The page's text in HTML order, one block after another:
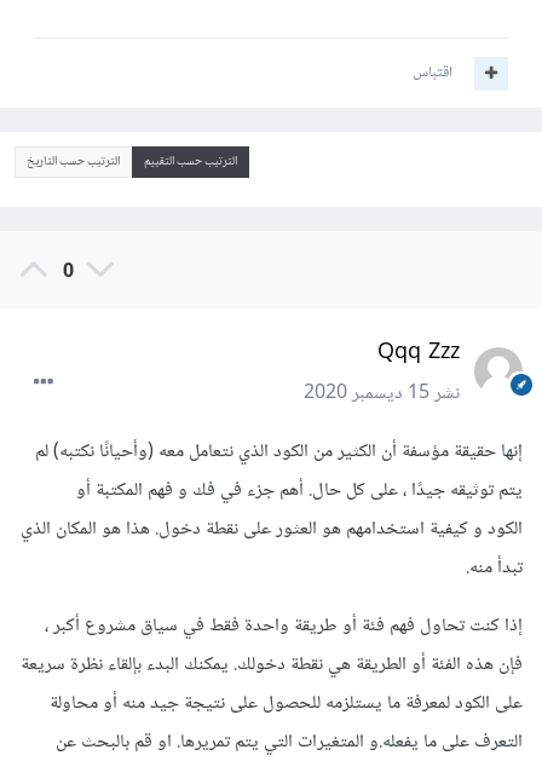
اقتباس
الترتيب حسب التقييم الترتيب حسب التاريخ
0
Qqq Zzz
نشر15 ديسمبر 2020
إنها حقيقة مؤسفة أن الكثير من الكود الذي نتعامل معه (وأحيانًا نكتبه) لم
يتم توثيقه جيدًا ، على كل حال. أهم جزء في فك و فهم المكتبة أو
الكود و كيفية استخدامهم هو العثور على نقطة دخول. هذا هو المكان الذي
تبدأ منه.
إذا كنت تحاول فهم فئة أو طريقة واحدة فقط في سياق مشروع أكبر ،
فإن هذه الفئة أو الطريقة هي نقطة دخولك. يمكنك البدء بإلقاء نظرة سريعة
على الكود لمعرفة ما يستلزمه للحصول على نتيجة جيد منه أو محاولة
التعرف على ما يفعله.و المتغيرات التي يتم تمريرها. او قم بالبحث عن